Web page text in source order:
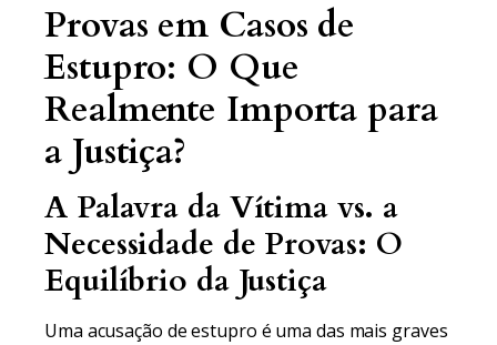
Provas em Casos de
Estupro: O Que
Realmente Importa para
a Justiça?
A Palavra da Vítima vs. a
Necessidade de Provas: O
Equilíbrio da Justiça
Uma acusação de estupro é uma das mais graves